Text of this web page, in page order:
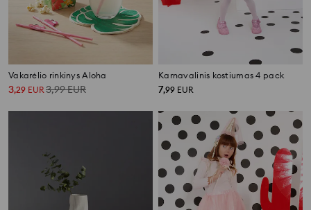
Vakarėlio rinkinys Aloha
3,29 EUR 3,99EUR
Karnavalinis kostiumas 4 pack
7,99 EUR